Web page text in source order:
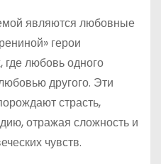
являются любовные
герои
где любовь одного
другого. Эти
страсть,
отражая сложность и
чувств.